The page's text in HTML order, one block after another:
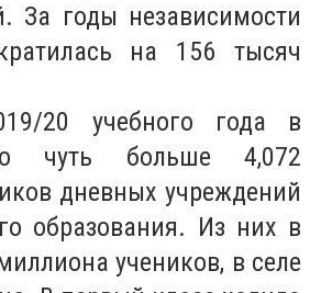
За годы независимости
на 156 тысяч
20 учебного года в
чуть больше 4,072
дневных учреждений
образования. Из них в
учеников, в селе